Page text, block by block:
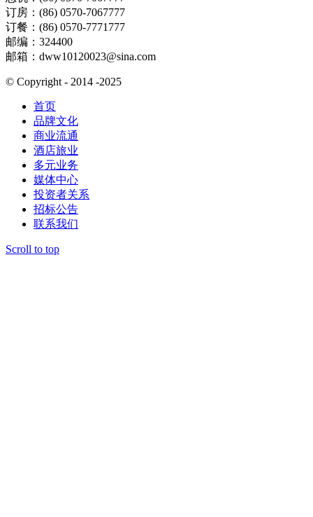
订房：(86) 0570-7067777
订餐：(86) 0570-7771777
邮编：324400
邮箱：dww10120023@sina.com
© Copyright - 2014 -2025
首页
品牌文化
商业流通
酒店旅业
多元业务
媒体中心
投资者关系
招标公告
联系我们
Scroll to top